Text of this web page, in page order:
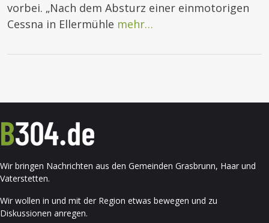
vorbei. „Nach dem Absturz einer einmotorigen
Cessna in Ellermühle mehr…
Wir bringen Nachrichten aus den Gemeinden Grasbrunn, Haar und
Vaterstetten.
Wir wollen in und mit der Region etwas bewegen und zu
Diskussionen anregen.